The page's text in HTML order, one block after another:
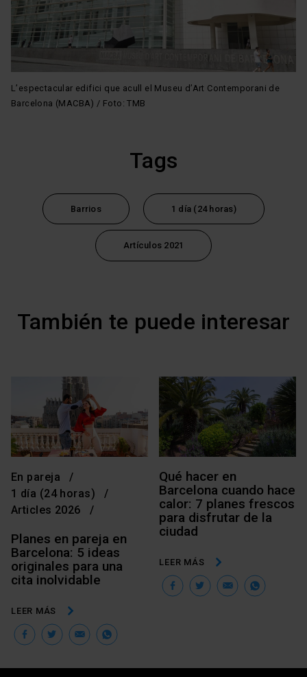
En cualquier momento de la navegación en esta web,
podrás modificar tu selección de cookies seleccionando
la opción “Gestor de cookies”, que encontrarás en el
menú de la parte inferior de la web.
L’espectacular edifici que acull el Museu d’Art Contemporani de
Barcelona (MACBA) / Foto: TMB
Tags
Barrios 1 día (24 horas)
Artículos 2021
También te puede interesar
En pareja
1 día (24 horas)
Articles 2026
Planes en pareja en
Barcelona: 5 ideas
originales para una
cita inolvidable
LEER MÁS
Facebook
Twitter
Email
Qué hacer en
Barcelona cuando hace
calor: 7 planes frescos
para disfrutar de la
ciudad
LEER MÁS
Facebook
Twitter
Email